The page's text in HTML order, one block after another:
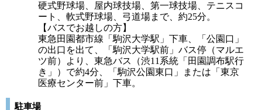
硬式野球場、屋内球技場、第一球技場、テニスコ
ート、軟式野球場、弓道場まで、約25分。
【バスでお越しの方】
東急田園都市線「駒沢大学駅」下車、「公園口」
の出口を出て、「駒沢大学駅前」バス停（マルエ
ツ前）より、東急バス（渋11系統「田園調布駅行
き」）で約4分、「駒沢公園東口」または「東京
医療センター前」下車。
駐車場